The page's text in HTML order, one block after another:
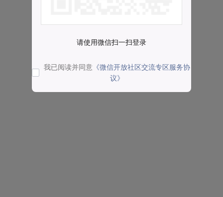
请使用微信扫一扫登录
我已阅读并同意 《微信开放社区交流专区服务协
议》